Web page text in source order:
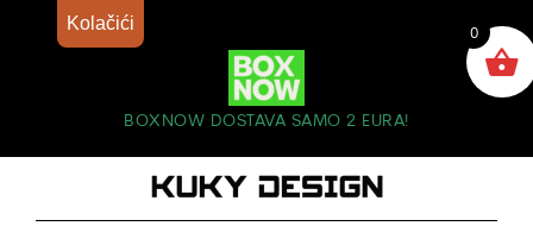
BOXNOW DOSTAVA SAMO 2 EURA!
0
Kolačići